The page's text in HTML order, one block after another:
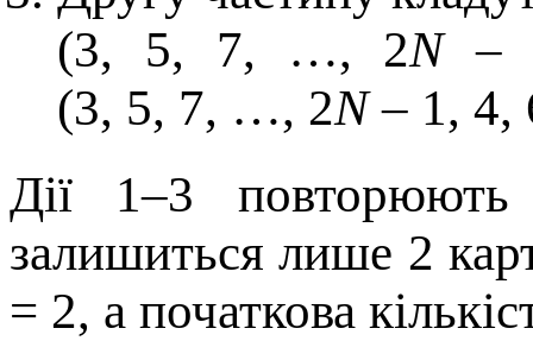
(3, 5, 7, …, 2N–
(3, 5, 7, …, 2N– 1, 4,
Дії 1–3
залишиться лише 2
= 2, а початкова